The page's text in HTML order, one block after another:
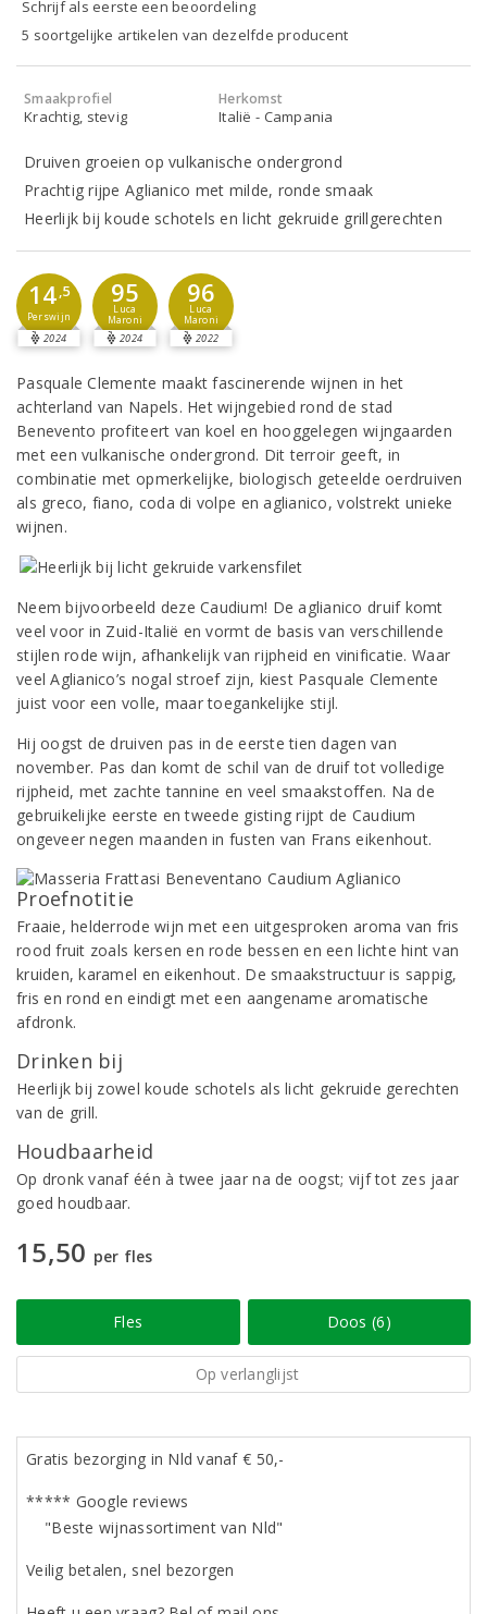
Schrijf als eerste een beoordeling
5 soortgelijke artikelen van dezelfde producent
Smaakprofiel
Krachtig, stevig
Herkomst
Italië - Campania
Druiven groeien op vulkanische ondergrond
Prachtig rijpe Aglianico met milde, ronde smaak
Heerlijk bij koude schotels en licht gekruide grillgerechten
14,5
Perswijn
2024
95
Luca
Maroni
2024
96
Luca
Maroni
2022
Pasquale Clemente maakt fascinerende wijnen in het
achterland van Napels. Het wijngebied rond de stad
Benevento profiteert van koel en hooggelegen wijngaarden
met een vulkanische ondergrond. Dit terroir geeft, in
combinatie met opmerkelijke, biologisch geteelde oerdruiven
als greco, fiano, coda di volpe en aglianico, volstrekt unieke
wijnen.
Neem bijvoorbeeld deze Caudium! De aglianico druif komt
veel voor in Zuid-Italië en vormt de basis van verschillende
stijlen rode wijn, afhankelijk van rijpheid en vinificatie. Waar
veel Aglianico’s nogal stroef zijn, kiest Pasquale Clemente
juist voor een volle, maar toegankelijke stijl.
Hij oogst de druiven pas in de eerste tien dagen van
november. Pas dan komt de schil van de druif tot volledige
rijpheid, met zachte tannine en veel smaakstoffen. Na de
gebruikelijke eerste en tweede gisting rijpt de Caudium
ongeveer negen maanden in fusten van Frans eikenhout.
Proefnotitie
Fraaie, helderrode wijn met een uitgesproken aroma van fris
rood fruit zoals kersen en rode bessen en een lichte hint van
kruiden, karamel en eikenhout. De smaakstructuur is sappig,
fris en rond en eindigt met een aangename aromatische
afdronk.
Drinken bij
Heerlijk bij zowel koude schotels als licht gekruide gerechten
van de grill.
Houdbaarheid
Op dronk vanaf één à twee jaar na de oogst; vijf tot zes jaar
goed houdbaar.
15,50 per fles
Fles Doos (6)
Op verlanglijst
Gratis bezorging in Nld vanaf € 50,-
***** Google reviews
"Beste wijnassortiment van Nld"
Veilig betalen, snel bezorgen